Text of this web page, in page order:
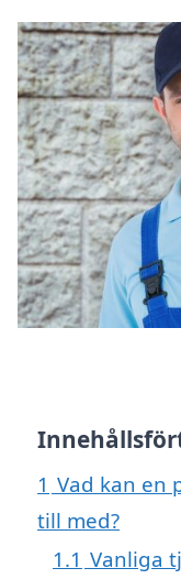
1 Vad kan en
till med?
1.1 Vanliga